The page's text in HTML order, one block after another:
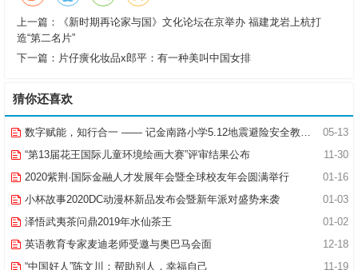
上一篇：
《新时期再论家与国》文化论坛在京举办 福建龙岩上杭打
造“第二名片”
下一篇： 片仔癀化妆品x郎平：有一种美叫中国女排
猜你还喜欢
05-13
数字赋能，知行合一 —— 记金南路小学5.12地震避险安全教育活动
11-30
“第13届花王国际儿童环境绘画大赛”评审结果公布
01-16
2020紫荆·国际金融人才发展年会暨全球校友年会圆满举行
01-03
小杯故事2020DC动漫杯新品发布会暨新年派对盛势来袭
01-02
泽悟武夷茶问鼎2019年水仙茶王
12-18
英语教育专家麦迪老师受邀与奥巴马会面
11-19
“中国好人”陈文川：帮助别人，幸福自己